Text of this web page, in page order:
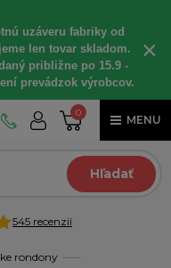
uzáveru fabriky od
len tovar skladom.
približne po 15.9 -
prevádzok výrobcov.
×
0
MENU
Hľadať
545 recenzií
rondony